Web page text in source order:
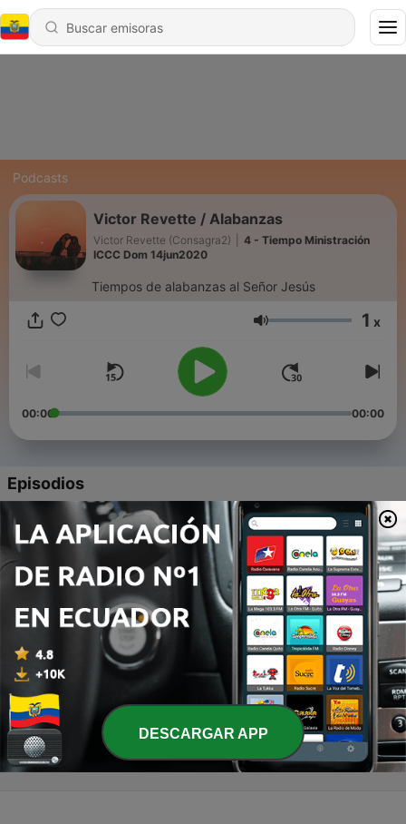
Podcasts
Victor Revette / Alabanzas
Victor Revette (Consagra2)
4 - Tiempo Ministración
ICCC Dom 14jun2020
Tiempos de alabanzas al Señor Jesús
Volumen 1 x
00:00 00:00
Episodios
4 Tiempo Ministración ICCC Dom 14jun2020
16 jun. 2020
3 - Alabanzas Domingo 14jun2020 ICCC
16 jun. 2020
2 Servicio Oracion Jue 4jun2020 (Extracto)
12 jun. 2020
1 - Ensayo Iglesia Casarapa
25 oct. 2012
DESCARGAR APP